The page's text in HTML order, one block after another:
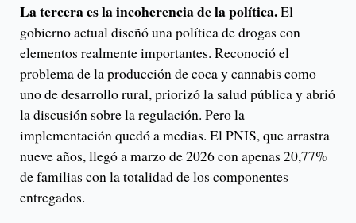
La tercera es la incoherencia de la política.El
gobierno actual diseñó una política de drogas con
elementos realmente importantes. Reconoció el
problema de la producción de coca y cannabis como
uno de desarrollo rural, priorizó la salud pública y abrió
la discusión sobre la regulación. Pero la
implementación quedó a medias. El PNIS, que arrastra
nueve años, llegó a marzo de 2026 con apenas 20,77%
de familias con la totalidad de los componentes
entregados.